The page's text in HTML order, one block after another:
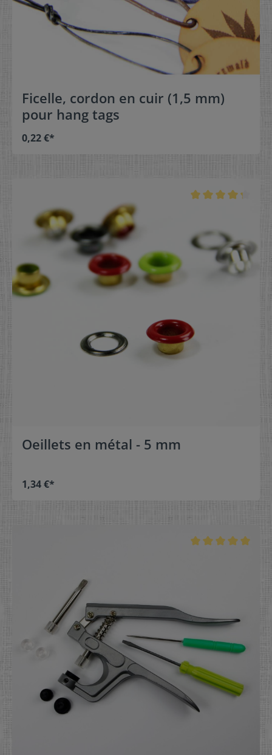
Ficelle, cordon en cuir (1,5 mm)
pour hang tags
0,22 €*
Oeillets en métal - 5 mm
1,34 €*